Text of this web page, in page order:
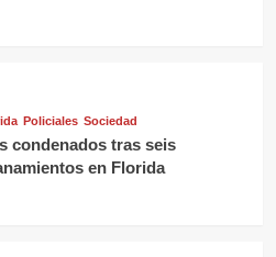
Policiales Sociedad
condenados tras seis
en Florida